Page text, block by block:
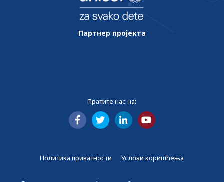
Партнер пројекта
Пратите нас на:
Политика приватности Услови коришћења